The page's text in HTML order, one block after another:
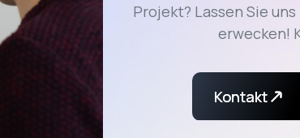
Projekt? Lassen Sie
erwecken!
Kontakt
Kontakt